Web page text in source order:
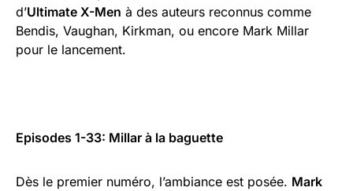
d’Ultimate X-Men à des auteurs reconnus comme
Bendis, Vaughan, Kirkman, ou encore Mark Millar
pour le lancement.
Episodes 1-33: Millar à la baguette
Dès le premier numéro, l’ambiance est posée. Mark